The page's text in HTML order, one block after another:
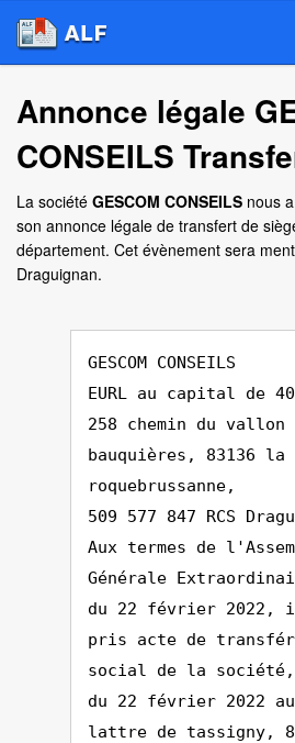
Annonce légale
CONSEILS
La société GESCOM CONSEILS nous
son annonce légale de transfert de
département. Cet évènement sera
Draguignan.
GESCOM CONSEILS
EURL au capital de
258 chemin du vallon
bauquières, 83136 la
roquebrussanne,
509 577 847 RCS
Aux termes de
Générale
du 22 février 2022,
pris acte de
social de la société,
du 22 février 2022
lattre de tassigny,